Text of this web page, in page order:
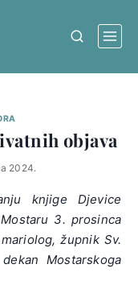
objava
2024.
knjige Djevice
3. prosinca
župnik Sv.
Mostarskoga